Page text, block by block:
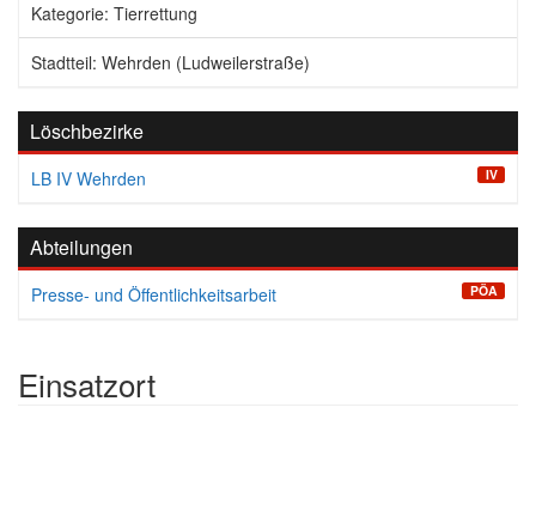
Kategorie: Tierrettung
Stadtteil: Wehrden (Ludweilerstraße)
Löschbezirke
LB IV Wehrden IV
Abteilungen
Presse- und Öffentlichkeitsarbeit PÖA
Einsatzort